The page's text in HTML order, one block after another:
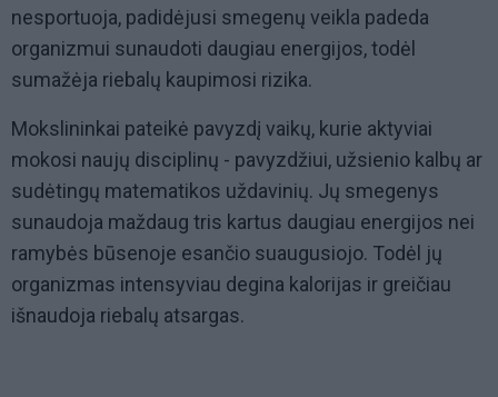
nesportuoja, padidėjusi smegenų veikla padeda
organizmui sunaudoti daugiau energijos, todėl
sumažėja riebalų kaupimosi rizika.
Mokslininkai pateikė pavyzdį vaikų, kurie aktyviai
mokosi naujų disciplinų - pavyzdžiui, užsienio kalbų ar
sudėtingų matematikos uždavinių. Jų smegenys
sunaudoja maždaug tris kartus daugiau energijos nei
ramybės būsenoje esančio suaugusiojo. Todėl jų
organizmas intensyviau degina kalorijas ir greičiau
išnaudoja riebalų atsargas.